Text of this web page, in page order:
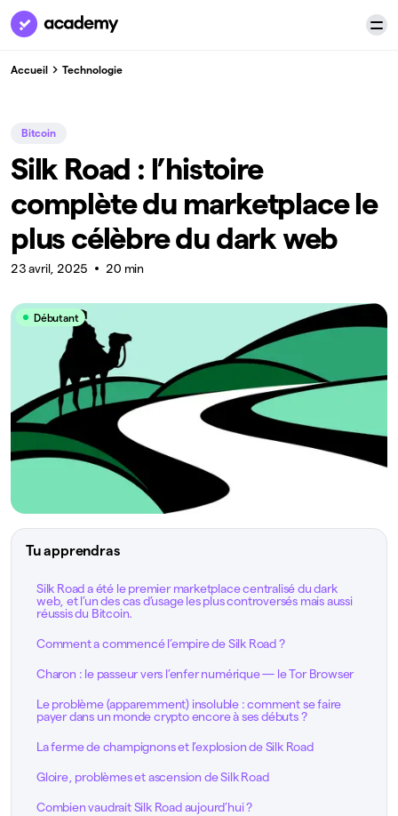
Accueil Technologie
Bitcoin
Silk Road : l’histoire
complète du marketplace le
plus célèbre du dark web
23 avril, 2025 20 min
Débutant
Tu apprendras
Silk Road a été le premier marketplace centralisé du dark
web, et l’un des cas d’usage les plus controversés mais aussi
réussis du Bitcoin.
Comment a commencé l’empire de Silk Road ?
Charon : le passeur vers l’enfer numérique — le Tor Browser
Le problème (apparemment) insoluble : comment se faire
payer dans un monde crypto encore à ses débuts ?
La ferme de champignons et l’explosion de Silk Road
Gloire, problèmes et ascension de Silk Road
Combien vaudrait Silk Road aujourd’hui ?